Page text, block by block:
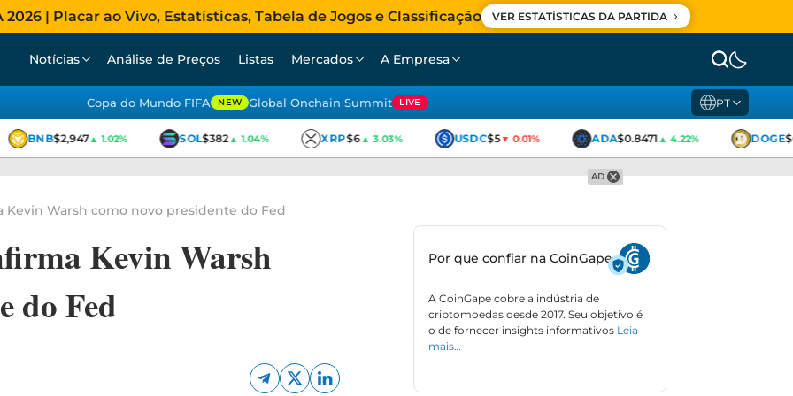
| Placar ao Vivo, Estatísticas, Tabela de Jogos e Classificação VER ESTATÍSTICAS DA PARTIDA
Notícias Análise de Preços Listas Mercados A Empresa
Copa do Mundo FIFA NEW Global Onchain Summit LIVE PT
BNB$2,947▲ 1.02% SOL$382▲ 1.04% XRP$6▲ 3.03% USDC$5▼ 0.01% ADA$0.8471▲ 4.22% DOGE
AD
Kevin Warsh como novo presidente do Fed
Kevin Warsh
do Fed
Por que confiar na CoinGape
A CoinGape cobre a indústria de
criptomoedas desde 2017. Seu objetivo é
o de fornecer insights informativos Leia
mais…